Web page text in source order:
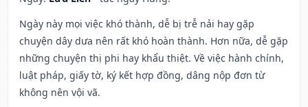
Ngày này mọi việc khó thành, dễ bị trễ nải hay gặp
chuyện dây dưa nên rất khó hoàn thành. Hơn nữa, dễ gặp
những chuyện thị phi hay khẩu thiệt. Về việc hành chính,
luật pháp, giấy tờ, ký kết hợp đồng, dâng nộp đơn từ
không nên vội vã.